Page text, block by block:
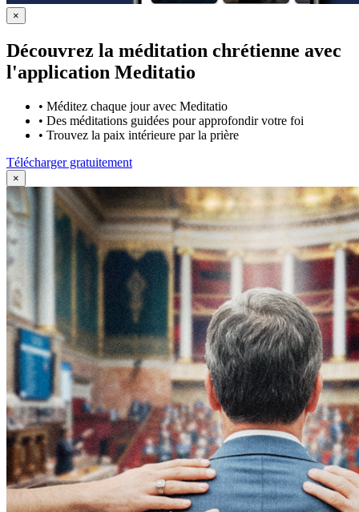
×
Découvrez la méditation chrétienne avec
l'application Meditatio
• Méditez chaque jour avec Meditatio
• Des méditations guidées pour approfondir votre foi
• Trouvez la paix intérieure par la prière
Télécharger gratuitement
×